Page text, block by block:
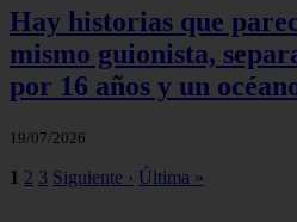
Hay historias que
mismo guionista,
por 16 años y un
19/07/2026
1 2 3 Siguiente › Última »